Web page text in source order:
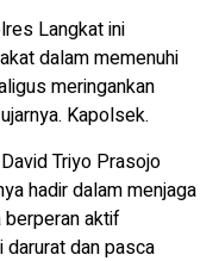
Langkat ini
dalam memenuhi
meringankan
Kapolsek.
Triyo Prasojo
hadir dalam menjaga
berperan aktif
dan pasca